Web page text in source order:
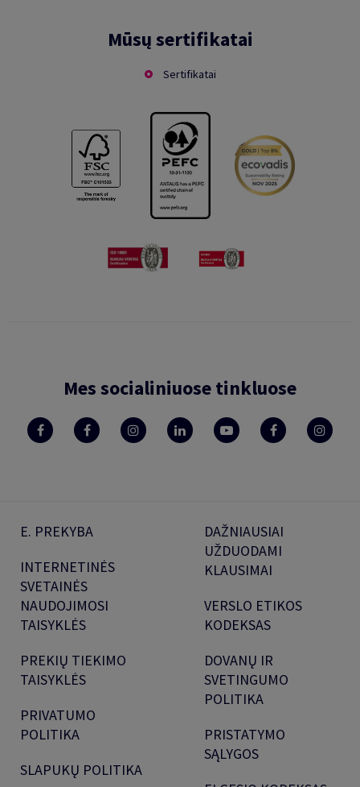
Mūsų sertifikatai
Sertifikatai
Mes socialiniuose tinkluose
E. PREKYBA
INTERNETINĖS
SVETAINĖS
NAUDOJIMOSI
TAISYKLĖS
PREKIŲ TIEKIMO
TAISYKLĖS
PRIVATUMO
POLITIKA
SLAPUKŲ POLITIKA
DAŽNIAUSIAI
UŽDUODAMI
KLAUSIMAI
VERSLO ETIKOS
KODEKSAS
DOVANŲ IR
SVETINGUMO
POLITIKA
PRISTATYMO
SĄLYGOS